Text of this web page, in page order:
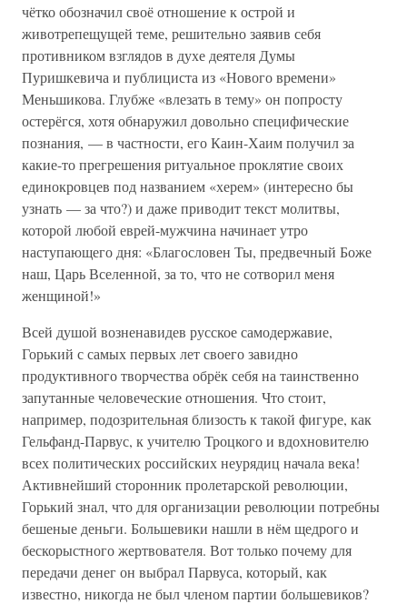
чётко обозначил своё отношение к острой и
животрепещущей теме, решительно заявив себя
противником взглядов в духе деятеля Думы
Пуришкевича и публициста из «Нового времени»
Меньшикова. Глубже «влезать в тему» он попросту
остерёгся, хотя обнаружил довольно специфические
познания, — в частности, его Каин-Хаим получил за
какие-то прегрешения ритуальное проклятие своих
единокровцев под названием «херем» (интересно бы
узнать — за что?) и даже приводит текст молитвы,
которой любой еврей-мужчина начинает утро
наступающего дня: «Благословен Ты, предвечный Боже
наш, Царь Вселенной, за то, что не сотворил меня
женщиной!»
Всей душой возненавидев русское самодержавие,
Горький с самых первых лет своего завидно
продуктивного творчества обрёк себя на таинственно
запутанные человеческие отношения. Что стоит,
например, подозрительная близость к такой фигуре, как
Гельфанд-Парвус, к учителю Троцкого и вдохновителю
всех политических российских неурядиц начала века!
Активнейший сторонник пролетарской революции,
Горький знал, что для организации революции потребны
бешеные деньги. Большевики нашли в нём щедрого и
бескорыстного жертвователя. Вот только почему для
передачи денег он выбрал Парвуса, который, как
известно, никогда не был членом партии большевиков?